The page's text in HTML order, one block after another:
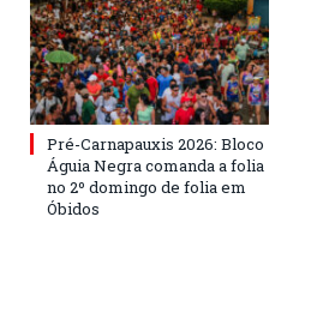
Pré-Carnapauxis 2026: Bloco
Águia Negra comanda a folia
no 2º domingo de folia em
Óbidos